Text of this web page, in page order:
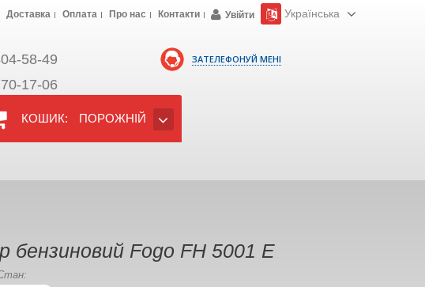
ЗАТЕЛЕФОНУЙ МЕНІ
58-49
17-06
Доставка Оплата Про нас Контакти Увійти Українська
КОШИК: ПОРОЖНІЙ
бензиновий Fogo FH 5001 E